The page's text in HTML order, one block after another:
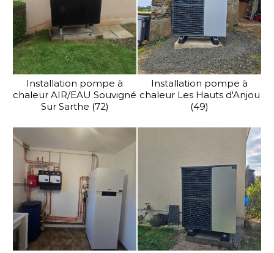
Installation pompe à
chaleur AIR/EAU Souvigné
Sur Sarthe (72)
Installation pompe à
chaleur Les Hauts d'Anjou
(49)